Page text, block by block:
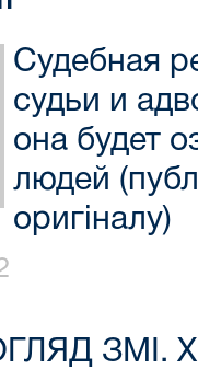
Судебная
судьи и
она будет
людей
оригіналу)
ЗМІ.